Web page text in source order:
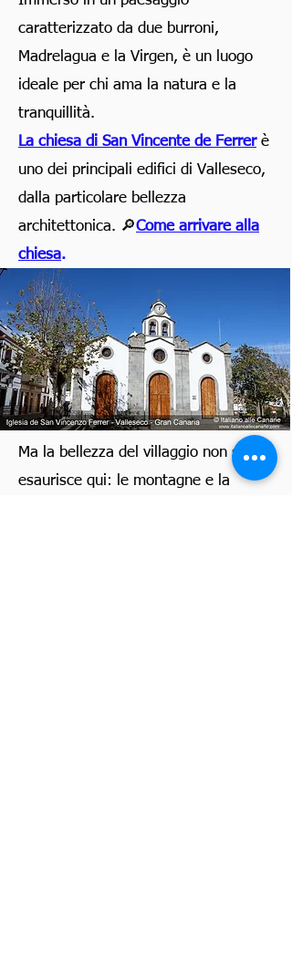
caratterizzato da due burroni,
Madrelagua e la Virgen, è un luogo
ideale per chi ama la natura e la
tranquillità.
La chiesa di San Vincente de Ferrer è
uno dei principali edifici di Valleseco,
dalla particolare bellezza
architettonica. 🔎Come arrivare alla
chiesa.
Ma la bellezza del villaggio non si
esaurisce qui: le montagne e la